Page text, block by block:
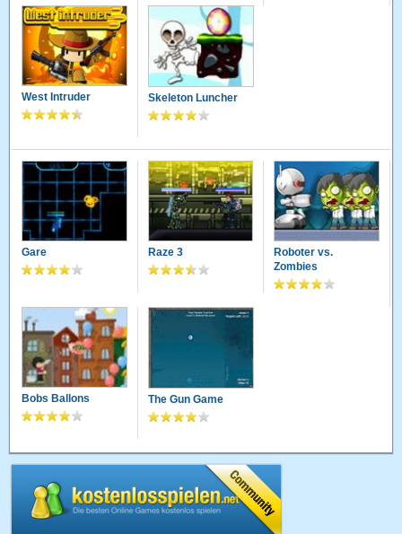
West Intruder Skeleton Luncher
Gare Raze 3
Roboter vs.
Zombies
Bobs Ballons The Gun Game